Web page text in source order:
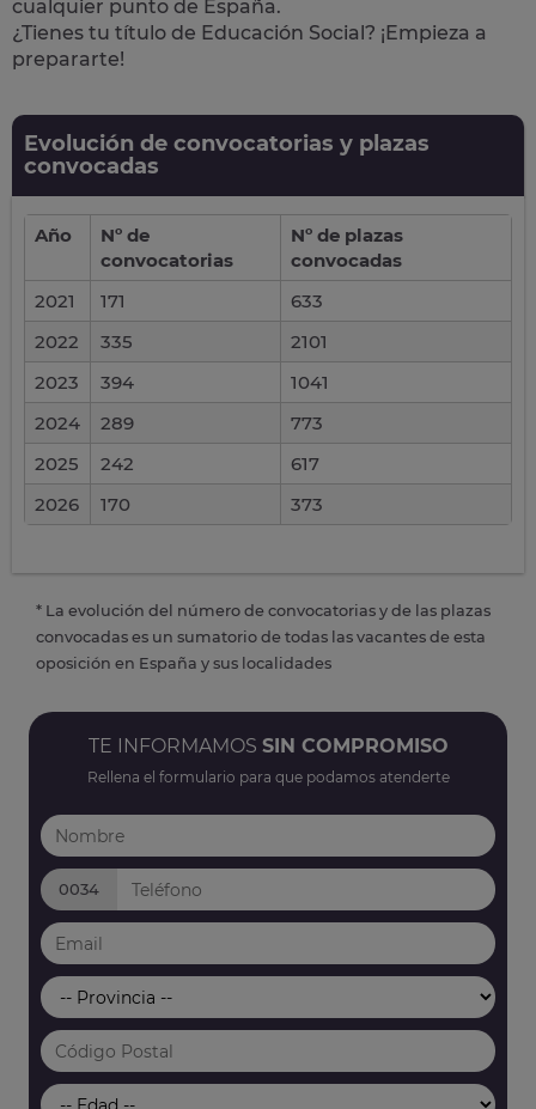
cualquier punto de España.
¿Tienes tu título de Educación Social? ¡Empieza a
prepararte!
Evolución de convocatorias y plazas
convocadas
Año
Nº de
convocatorias
Nº de plazas
convocadas
2021
171
633
2022
335
2101
2023
394
1041
2024
289
773
2025
242
617
2026
170 373
* La evolución del número de convocatorias y de las plazas
convocadas es un sumatorio de todas las vacantes de esta
oposición en España y sus localidades
TE INFORMAMOS SIN COMPROMISO
Rellena el formulario para que podamos atenderte
0034